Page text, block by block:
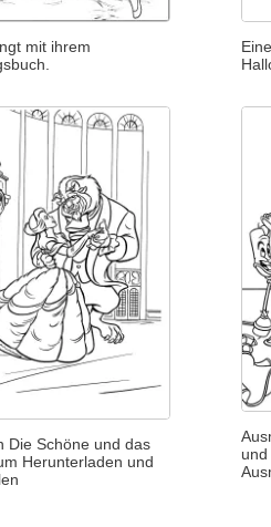
mit ihrem
Die Schöne und das
Herunterladen und